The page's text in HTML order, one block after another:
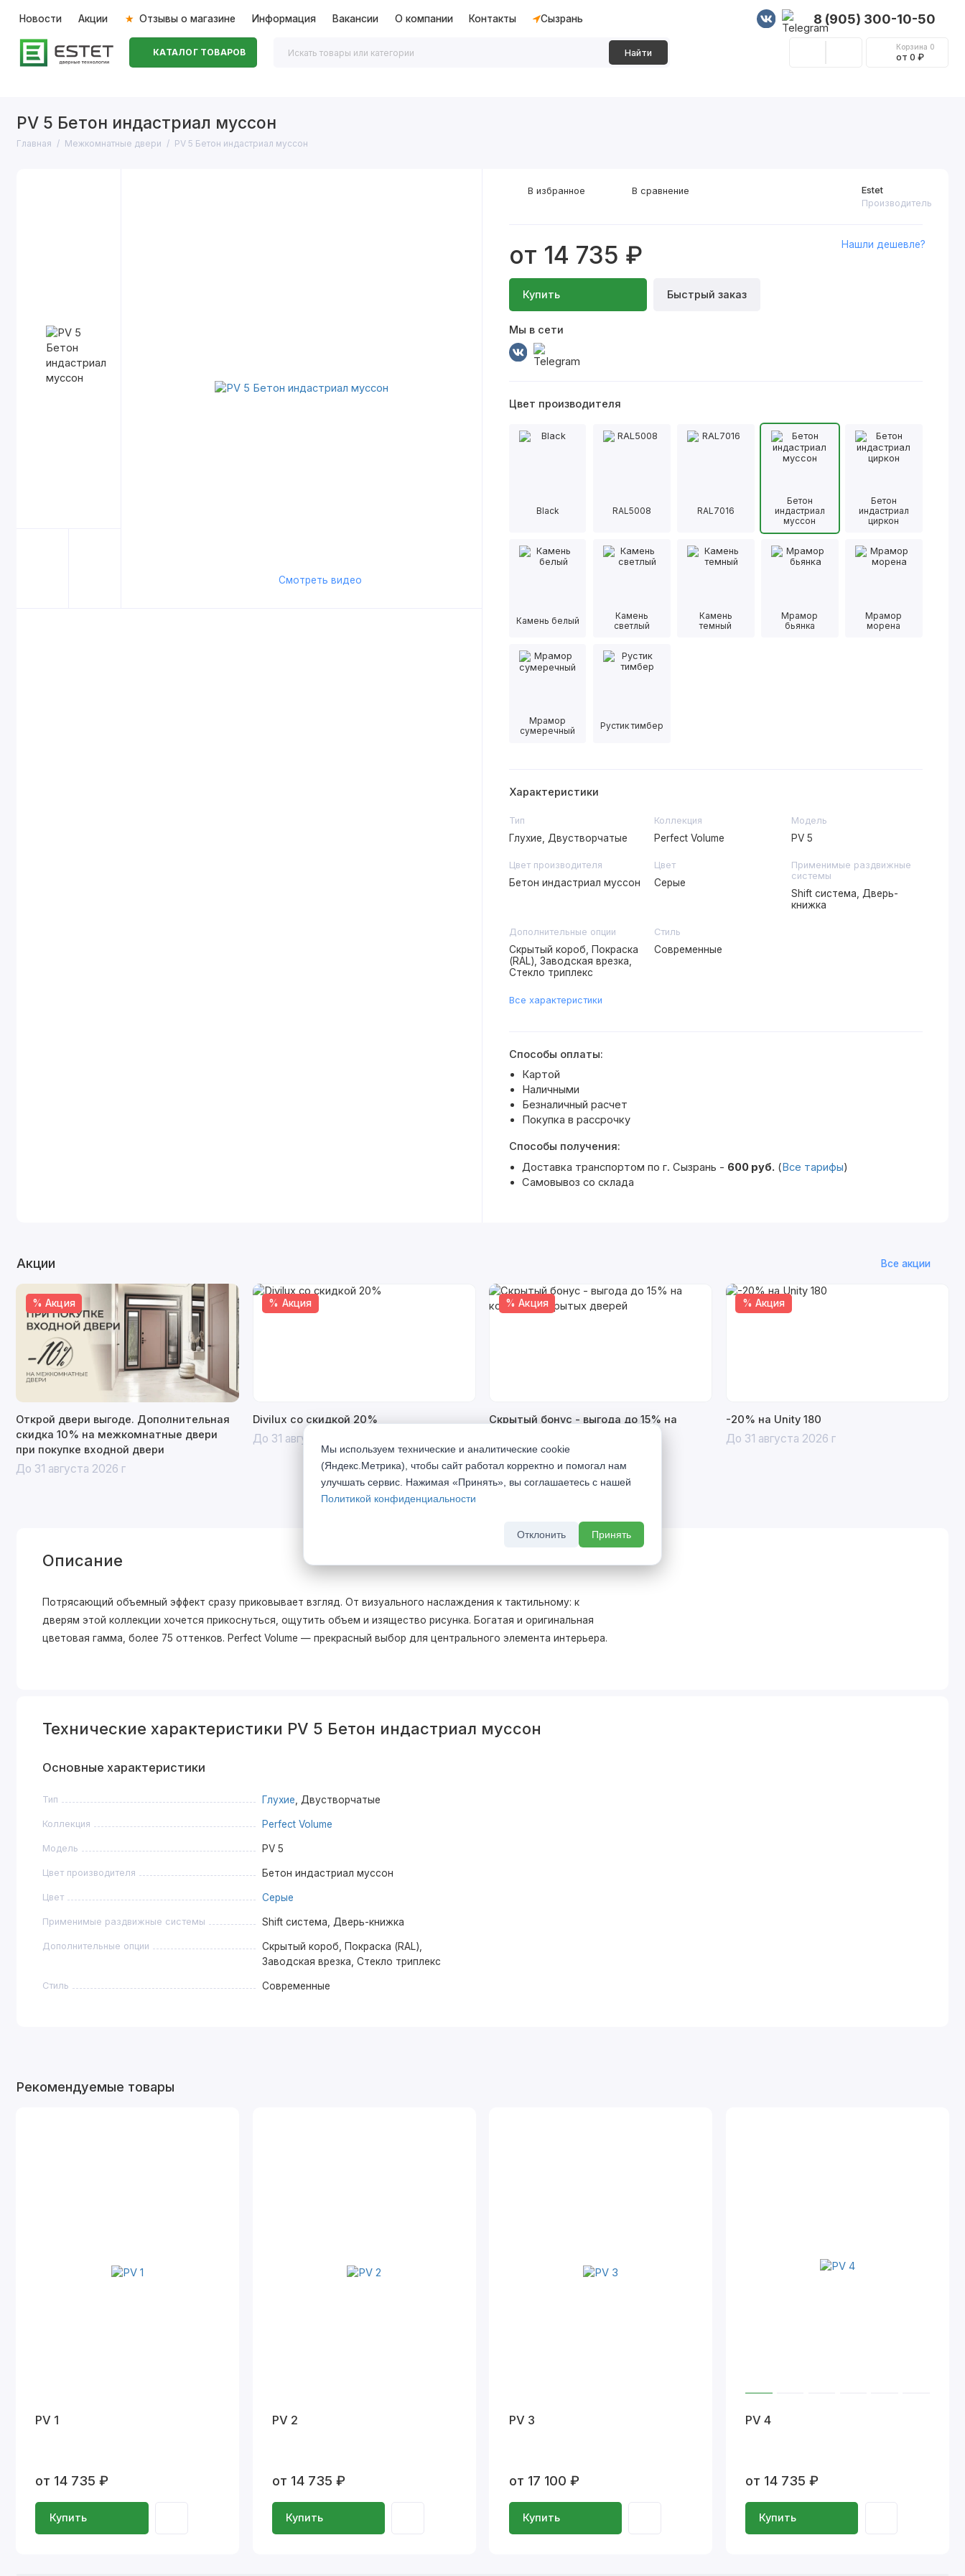
Новости Акции Отзывы о магазине Информация Вакансии О компании Контакты Сызрань 8 (905) 300-10-50
КАТАЛОГ ТОВАРОВ Найти
Корзина 0
от 0 ₽
PV 5 Бетон индастриал муссон
Главная Межкомнатные двери PV 5 Бетон индастриал муссон
Смотреть видео
Estet
Производитель
от 14 735 ₽
Купить Быстрый заказ
Нашли дешевле?
Мы в сети
В избранное В сравнение
Цвет производителя
Black RAL5008 RAL7016
Бетон
индастриал
муссон
Бетон
индастриал
циркон
Камень белый
Камень
светлый
Камень
темный
Мрамор
бьянка
Мрамор
морена
Мрамор
сумеречный
Рустик тимбер
Характеристики
Тип
Глухие, Двустворчатые
Коллекция
Perfect Volume
Модель
PV 5
Цвет производителя
Бетон индастриал муссон
Цвет
Серые
Применимые раздвижные
системы
Shift система, Дверь-
книжка
Дополнительные опции
Скрытый короб, Покраска
(RAL), Заводская врезка,
Стекло триплекс
Стиль
Современные
Все характеристики
Способы оплаты:
Картой
Наличными
Безналичный расчет
Покупка в рассрочку
Способы получения:
Доставка транспортом по г. Сызрань - 600 руб. (Все тарифы)
Самовывоз со склада
Акции Все акции
% Акция
Открой двери выгоде. Дополнительная
скидка 10% на межкомнатные двери
при покупке входной двери
До 31 августа 2026 г
% Акция
Divilux со скидкой 20%
До 31 августа 2026 г
% Акция
Скрытый бонус - выгода до 15% на
До 31 августа 2026 г
% Акция
-20% на Unity 180
До 31 августа 2026 г
Описание
Потрясающий объемный эффект сразу приковывает взгляд. От визуального наслаждения к тактильному: к
дверям этой коллекции хочется прикоснуться, ощутить объем и изящество рисунка. Богатая и оригинальная
цветовая гамма, более 75 оттенков. Perfect Volume — прекрасный выбор для центрального элемента интерьера.
Технические характеристики PV 5 Бетон индастриал муссон
Основные характеристики
Тип Глухие , Двустворчатые
Коллекция Perfect Volume
Модель PV 5
Цвет производителя Бетон индастриал муссон
Цвет Серые
Применимые раздвижные системы Shift система, Дверь-книжка
Дополнительные опции
Скрытый короб, Покраска (RAL),
Заводская врезка, Стекло триплекс
Стиль Современные
Рекомендуемые товары
PV 1
от 14 735 ₽
Купить
PV 2
от 14 735 ₽
Купить
PV 3
от 17 100 ₽
Купить
PV 4
от 14 735 ₽
Купить
Мы используем технические и аналитические cookie
(Яндекс.Метрика), чтобы сайт работал корректно и помогал нам
улучшать сервис. Нажимая «Принять», вы соглашаетесь с нашей
Политикой конфиденциальности
Отклонить Принять